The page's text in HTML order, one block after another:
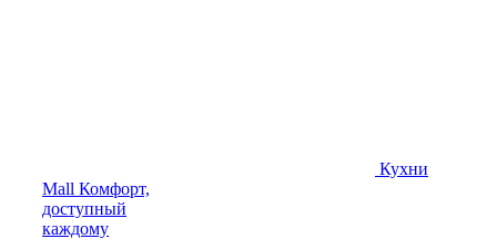
Кухни
Mall Комфорт,
доступный
каждому